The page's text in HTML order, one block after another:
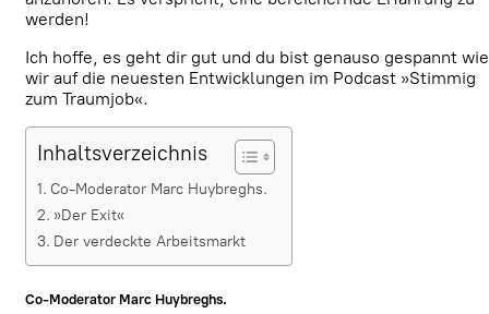
werden!
Ich hoffe, es geht dir gut und du bist genauso gespannt wie
wir auf die neuesten Entwicklungen im Podcast »Stimmig
zum Traumjob«.
Inhaltsverzeichnis
Co-Moderator Marc Huybreghs.
»Der Exit«
Der verdeckte Arbeitsmarkt
Co-Moderator Marc Huybreghs.